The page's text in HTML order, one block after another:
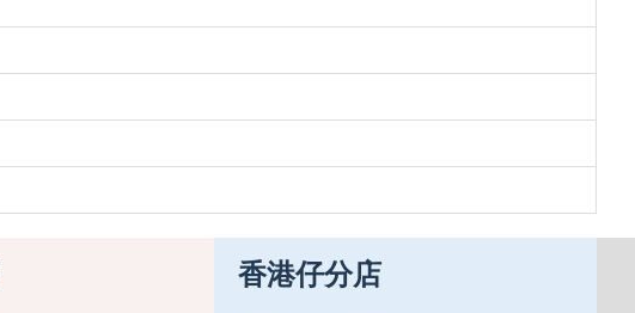
香港仔分店